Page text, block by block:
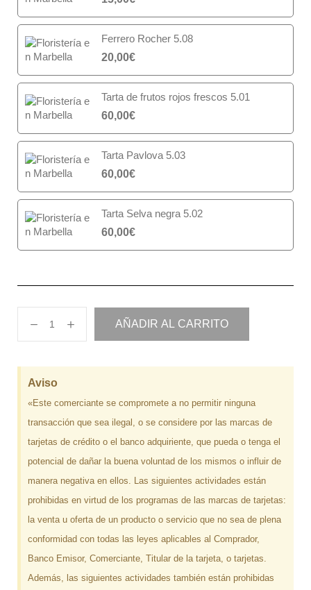
Ferrero Rocher 5.08
20,00€
Tarta de frutos rojos frescos 5.01
60,00€
Tarta Pavlova 5.03
60,00€
Tarta Selva negra 5.02
60,00€
AÑADIR AL CARRITO
Aviso
«Este comerciante se compromete a no permitir ninguna
transacción que sea ilegal, o se considere por las marcas de
tarjetas de crédito o el banco adquiriente, que pueda o tenga el
potencial de dañar la buena voluntad de los mismos o influir de
manera negativa en ellos. Las siguientes actividades están
prohibidas en virtud de los programas de las marcas de tarjetas:
la venta u oferta de un producto o servicio que no sea de plena
conformidad con todas las leyes aplicables al Comprador,
Banco Emisor, Comerciante, Titular de la tarjeta, o tarjetas.
Además, las siguientes actividades también están prohibidas